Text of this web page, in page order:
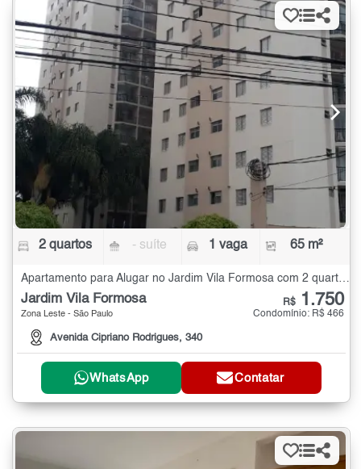
2 quartos - suíte 1 vaga 65 m²
Apartamento para Alugar no Jardim Vila Formosa com 2 quartos - 65 m²
Jardim Vila Formosa
Zona Leste - São Paulo
Avenida Cipriano Rodrigues, 340
R$ 1.750
Condomínio: R$ 466
WhatsApp Contatar